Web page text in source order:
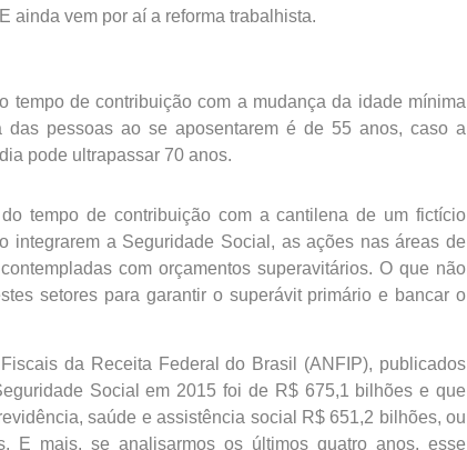
ainda vem por aí a reforma trabalhista.
tempo de contribuição com a mudança da idade mínima
pessoas ao se aposentarem é de 55 anos, caso a
pode ultrapassar 70 anos.
tempo de contribuição com a cantilena de um fictício
integrarem a Seguridade Social, as ações nas áreas de
com orçamentos superavitários. O que não
setores para garantir o superávit primário e bancar o
da Receita Federal do Brasil (ANFIP), publicados
Social em 2015 foi de R$ 675,1 bilhões e que
saúde e assistência social R$ 651,2 bilhões, ou
E mais, se analisarmos os últimos quatro anos, esse